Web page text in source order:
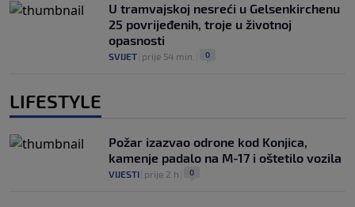
U tramvajskoj nesreći u Gelsenkirchenu
25 povrijeđenih, troje u životnoj
opasnosti
SVIJET prije 54 min. 0
LIFESTYLE
Požar izazvao odrone kod Konjica,
kamenje padalo na M-17 i oštetilo vozila
VIJESTI prije 2 h 0